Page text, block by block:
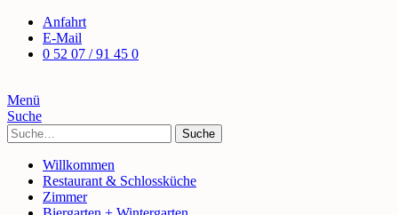
Anfahrt
E-Mail
0 52 07 / 91 45 0
Menü
Suche
Suche
Willkommen
Restaurant & Schlossküche
Zimmer